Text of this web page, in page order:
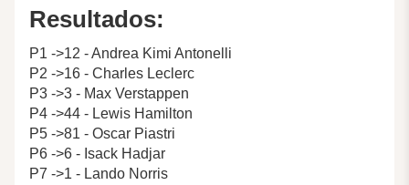
Resultados:
P1 ->12 - Andrea Kimi Antonelli
P2 ->16 - Charles Leclerc
P3 ->3 - Max Verstappen
P4 ->44 - Lewis Hamilton
P5 ->81 - Oscar Piastri
P6 ->6 - Isack Hadjar
P7 ->1 - Lando Norris